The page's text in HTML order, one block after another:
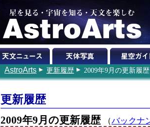
AstroArts 更新履歴 2009年9月の更新履歴
更新履歴
2009年9月の更新履歴 （バックナ